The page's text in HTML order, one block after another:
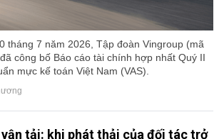
tháng 7 năm 2026, Tập đoàn Vingroup (mã
công bố Báo cáo tài chính hợp nhất Quý II
mực kế toán Việt Nam (VAS).
tải: khi phát thải của đối tác trở